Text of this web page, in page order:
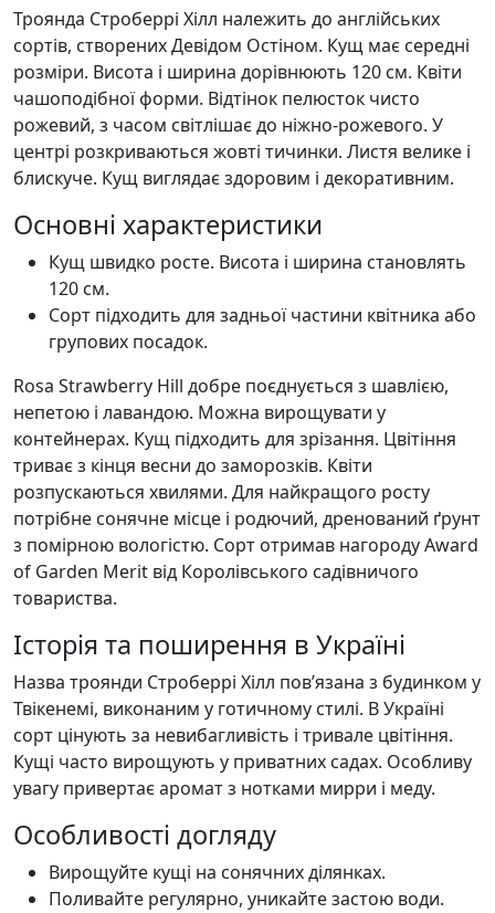
Троянда Строберрі Хілл належить до англійських
сортів, створених Девідом Остіном. Кущ має середні
розміри. Висота і ширина дорівнюють 120 см. Квіти
чашоподібної форми. Відтінок пелюсток чисто
рожевий, з часом світлішає до ніжно-рожевого. У
центрі розкриваються жовті тичинки. Листя велике і
блискуче. Кущ виглядає здоровим і декоративним.
Основні характеристики
Кущ швидко росте. Висота і ширина становлять
120 см.
Сорт підходить для задньої частини квітника або
групових посадок.
Rosa Strawberry Hill добре поєднується з шавлією,
непетою і лавандою. Можна вирощувати у
контейнерах. Кущ підходить для зрізання. Цвітіння
триває з кінця весни до заморозків. Квіти
розпускаються хвилями. Для найкращого росту
потрібне сонячне місце і родючий, дренований ґрунт
з помірною вологістю. Сорт отримав нагороду Award
of Garden Merit від Королівського садівничого
товариства.
Історія та поширення в Україні
Назва троянди Строберрі Хілл пов’язана з будинком у
Твікенемі, виконаним у готичному стилі. В Україні
сорт цінують за невибагливість і тривале цвітіння.
Кущі часто вирощують у приватних садах. Особливу
увагу привертає аромат з нотками мирри і меду.
Особливості догляду
Вирощуйте кущі на сонячних ділянках.
Поливайте регулярно, уникайте застою води.